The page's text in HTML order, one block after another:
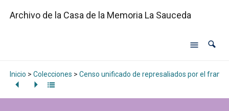
Archivo de la Casa de la Memoria La Sauceda
Inicio > Colecciones > Censo unificado de represaliados por el